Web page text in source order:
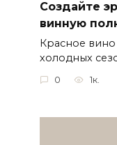
Создайте
винную
Красное
холодных
0 1к.